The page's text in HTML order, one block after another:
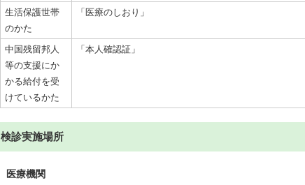
生活保護世帯
のかた
「医療のしおり」
中国残留邦人
等の支援にか
かる給付を受
けているかた
「本人確認証」
検診実施場所
医療機関